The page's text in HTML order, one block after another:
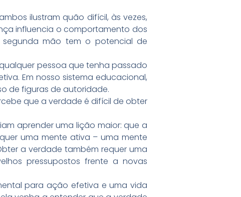
ilustram quão difícil, às vezes,
influencia o comportamento dos
mão tem o potencial de
pessoa que tenha passado
Em nosso sistema educacional,
de figuras de autoridade.
que a verdade é difícil de obter
aprender uma lição maior: que a
uma mente ativa – uma mente
a verdade também requer uma
pressupostos frente a novas
para ação efetiva e uma vida